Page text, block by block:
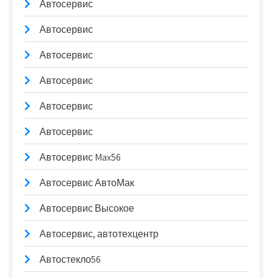
Автосервис
Автосервис
Автосервис
Автосервис
Автосервис
Автосервис
Автосервис Max56
Автосервис АвтоМак
Автосервис Высокое
Автосервис, автотехцентр
Автостекло56